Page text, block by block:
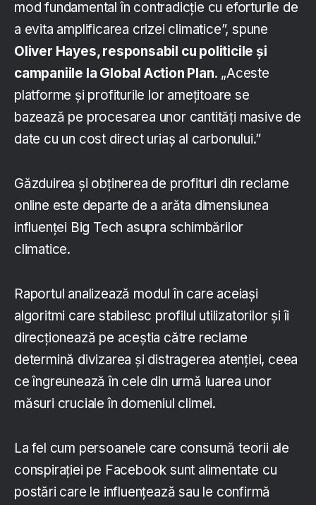
mod fundamental în contradicție cu eforturile de
a evita amplificarea crizei climatice”, spune
Oliver Hayes, responsabil cu politicile și
campaniile la Global Action Plan. „Aceste
platforme și profiturile lor amețitoare se
bazează pe procesarea unor cantități masive de
date cu un cost direct uriaș al carbonului.”
Găzduirea și obținerea de profituri din reclame
online este departe de a arăta dimensiunea
influenței Big Tech asupra schimbărilor
climatice.
Raportul analizează modul în care aceiași
algoritmi care stabilesc profilul utilizatorilor și îi
direcționează pe aceștia către reclame
determină divizarea și distragerea atenției, ceea
ce îngreunează în cele din urmă luarea unor
măsuri cruciale în domeniul climei.
La fel cum persoanele care consumă teorii ale
conspirației pe Facebook sunt alimentate cu
postări care le influențează sau le confirmă